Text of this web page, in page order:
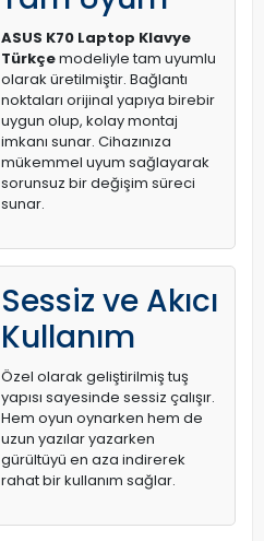
ASUS K70 Laptop Klavye
Türkçemodeliyle tam uyumlu
olarak üretilmiştir. Bağlantı
noktaları orijinal yapıya birebir
uygun olup, kolay montaj
imkanı sunar. Cihazınıza
mükemmel uyum sağlayarak
sorunsuz bir değişim süreci
sunar.
Sessiz ve Akıcı
Kullanım
Özel olarak geliştirilmiş tuş
yapısı sayesinde sessiz çalışır.
Hem oyun oynarken hem de
uzun yazılar yazarken
gürültüyü en aza indirerek
rahat bir kullanım sağlar.